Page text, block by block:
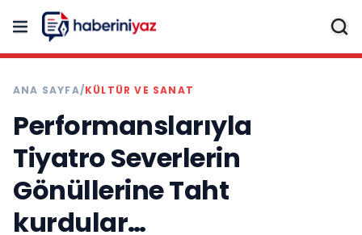
ANA SAYFA/KÜLTÜR VE SANAT
Performanslarıyla
Tiyatro Severlerin
Gönüllerine Taht
kurdular…